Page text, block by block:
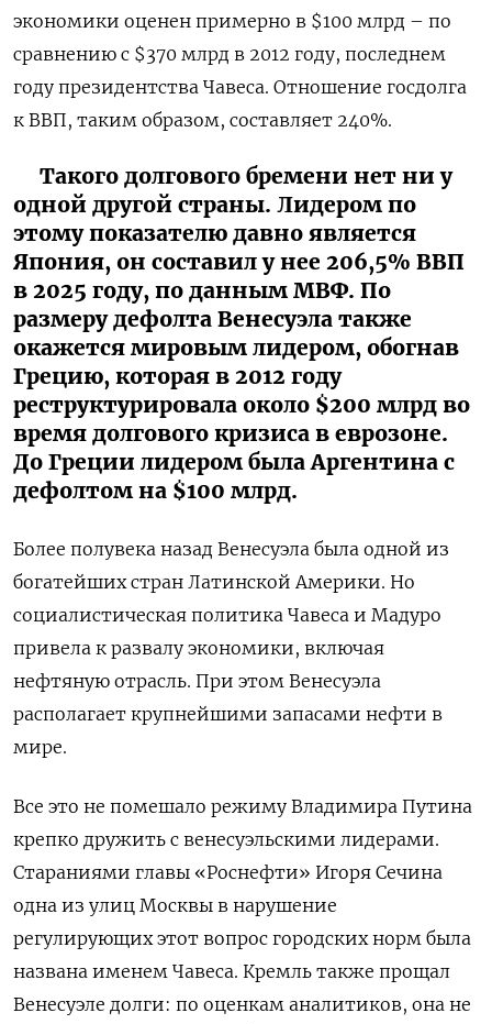
экономики оценен примерно в $100 млрд – по
сравнению с $370 млрд в 2012 году, последнем
году президентства Чавеса. Отношение госдолга
к ВВП, таким образом, составляет 240%.
Такого долгового бремени нет ни у
одной другой страны. Лидером по
этому показателю давно является
Япония, он составил у нее 206,5% ВВП
в 2025 году, по данным МВФ. По
размеру дефолта Венесуэла также
окажется мировым лидером, обогнав
Грецию, которая в 2012 году
реструктурировала около $200 млрд во
время долгового кризиса в еврозоне.
До Греции лидером была Аргентина с
дефолтом на $100 млрд.
Более полувека назад Венесуэла была одной из
богатейших стран Латинской Америки. Но
социалистическая политика Чавеса и Мадуро
привела к развалу экономики, включая
нефтяную отрасль. При этом Венесуэла
располагает крупнейшими запасами нефти в
мире.
Все это не помешало режиму Владимира Путина
крепко дружить с венесуэльскими лидерами.
Стараниями главы «Роснефти» Игоря Сечина
одна из улиц Москвы в нарушение
регулирующих этот вопрос городских норм была
названа именем Чавеса. Кремль также прощал
Венесуэле долги: по оценкам аналитиков, она не